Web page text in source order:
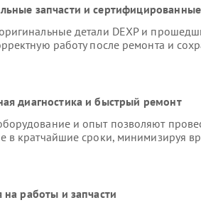
запчасти и
детали DEXP и
работу после ремонта и
диагностика и быстрый ремонт
и опыт позволяют
в кратчайшие сроки, минимизируя
на работы и запчасти